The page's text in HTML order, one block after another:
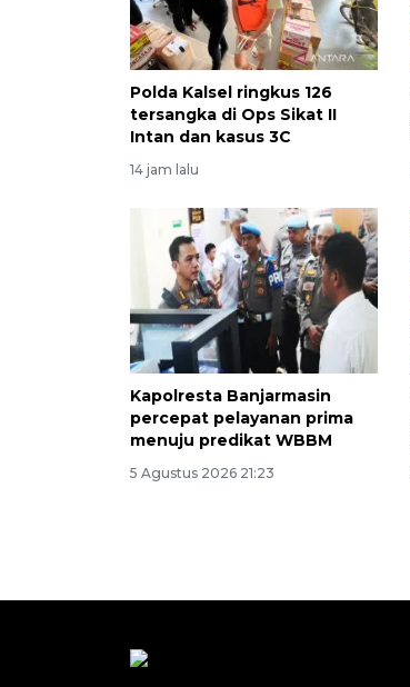
Polda Kalsel ringkus 126
tersangka di Ops Sikat II
Intan dan kasus 3C
14 jam lalu
Kapolresta Banjarmasin
percepat pelayanan prima
menuju predikat WBBM
5 Agustus 2026 21:23